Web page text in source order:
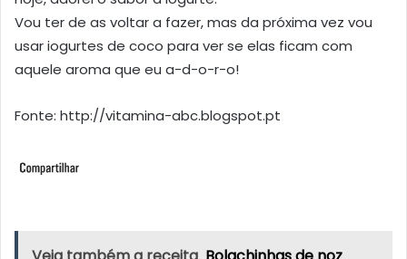
Vou ter de as voltar a fazer, mas da próxima vez vou
usar iogurtes de coco para ver se elas ficam com
aquele aroma que eu a-d-o-r-o!
Fonte: http://vitamina-abc.blogspot.pt